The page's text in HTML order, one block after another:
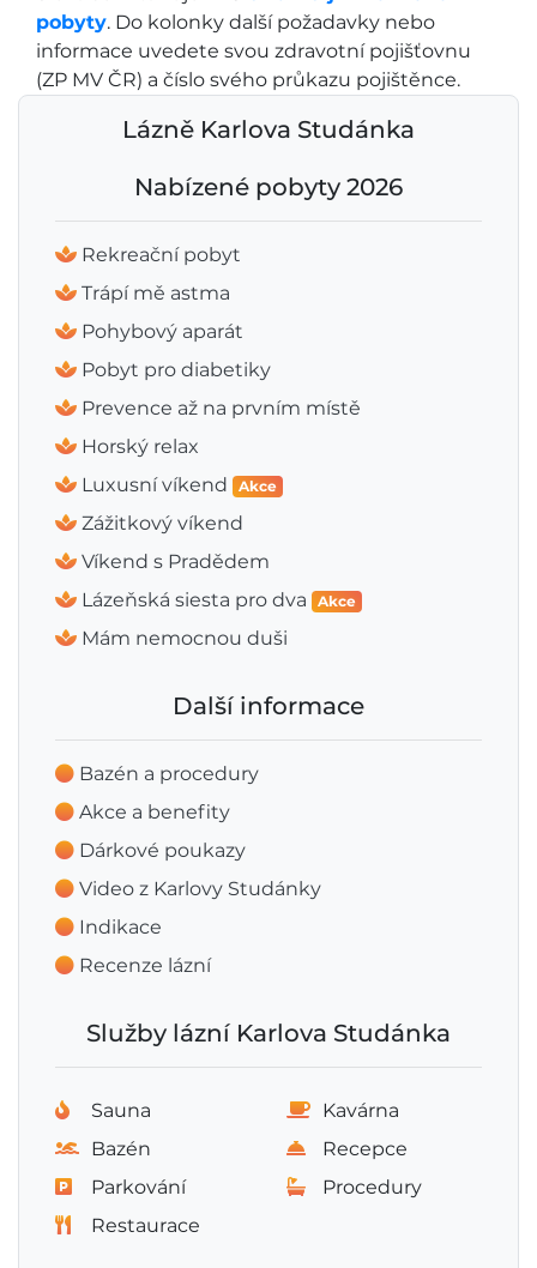
Lázně Karlova Studánka
Nabízené pobyty 2026
Rekreační pobyt
Trápí mě astma
Pohybový aparát
Pobyt pro diabetiky
Prevence až na prvním místě
Horský relax
Luxusní víkend
Akce
Zážitkový víkend
Víkend s Pradědem
Lázeňská siesta pro dva
Akce
Mám nemocnou duši
Další informace
Bazén a procedury
Akce a benefity
Dárkové poukazy
Video z Karlovy Studánky
Indikace
Recenze lázní
Služby lázní Karlova Studánka
Sauna
Kavárna
Bazén
Recepce
Parkování
Procedury
Restaurace
pobyty. Do kolonky další požadavky nebo
informace uvedete svou zdravotní pojišťovnu
(ZP MV ČR) a číslo svého průkazu pojištěnce.